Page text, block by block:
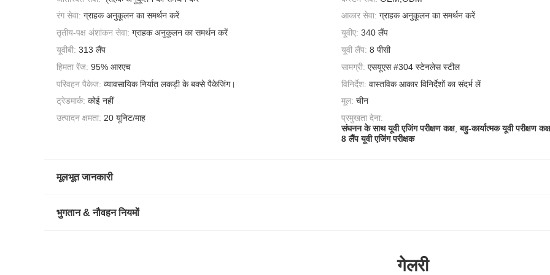
रंग सेवा: ग्राहक अनुकूलन का समर्थन करें आकार सेवा: ग्राहक अनुकूलन का समर्थन करें
तृतीय-पक्ष अंशांकन सेवा: ग्राहक अनुकूलन का समर्थन करें यूवीए: 340 लैंप
यूवीबी: 313 लैंप यूवी लैंप: 8 पीसी
हिमता रेंज: 95% आरएच सामग्री: एसयूएस #304 स्टेनलेस स्टील
परिवहन पैकेज: व्यावसायिक निर्यात लकड़ी के बक्से पैकेजिंग। विनिर्देश: वास्तविक आकार विनिर्देशों का संदर्भ लें
ट्रेडमार्क: कोई नहीं मूल: चीन
उत्पादन क्षमता: 20 यूनिट/माह
प्रमुखता देना:
संघनन के साथ यूवी एजिंग परीक्षण कक्ष,बहु-कार्यात्मक यूवी परीक्षण कक्ष
8 लैंप यूवी एजिंग परीक्षक
मूलभूत जानकारी
भुगतान & नौवहन नियमों
गेलरी